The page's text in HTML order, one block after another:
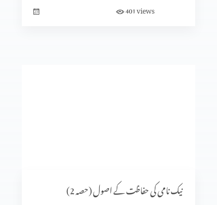
دور کریں یا عبور کریں (حصہ 2)
غزل الغزلات
401views
نیک نامی کی حفاظت کے اصول (حصہ 2)